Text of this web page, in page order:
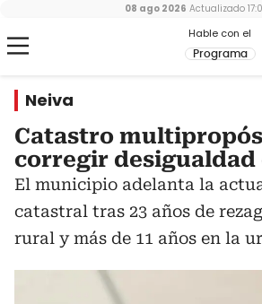
Hable con el
Programa
08 ago 2026 Actualizado
Neiva
Catastro
corregir
El municipio adelanta la
catastral tras 23 años de
rural y más de 11 años en la